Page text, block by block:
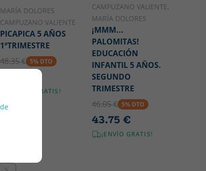
MARÍA DOLORES
CAMPUZANO VALIENTE
PICAPICA 5 AÑOS
1ºTRIMESTRE
48.35 € 5% DTO
¡ENVÍO GRATIS!
CAMPUZANO VALIENTE,
MARÍA DOLORES
¡MMM...
PALOMITAS!
EDUCACIÓN
INFANTIL 5 AÑOS.
SEGUNDO
TRIMESTRE
46.05 € 5% DTO
43.75 €
¡ENVÍO GRATIS!